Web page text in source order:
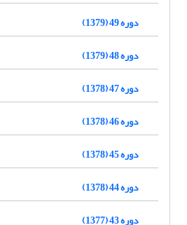
دوره 49 (1379)
دوره 48 (1379)
دوره 47 (1378)
دوره 46 (1378)
دوره 45 (1378)
دوره 44 (1378)
دوره 43 (1377)